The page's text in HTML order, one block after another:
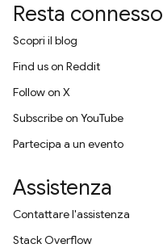
Resta connesso
Scopri il blog
Find us on Reddit
Follow on X
Subscribe on YouTube
Partecipa a un evento
Assistenza
Contattare l'assistenza
Stack Overflow